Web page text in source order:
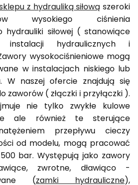
z hydrauliką siłową szeroki
wysokiego ciśnienia
hydrauliki siłowej ( stanowiące
instalacji hydraulicznych i
wysokociśnieniowe mogą
w instalacjach niskiego lub
W naszej ofercie znajdują się
zaworów ( złączki i przyłączki ).
nie tylko zwykłe kulowe
ale również te sterujące
przepływu cieczy
od modelu, mogą pracować
bar. Występują jako zawory
zwrotne, dławiąco -
(zamki hydrauliczne),